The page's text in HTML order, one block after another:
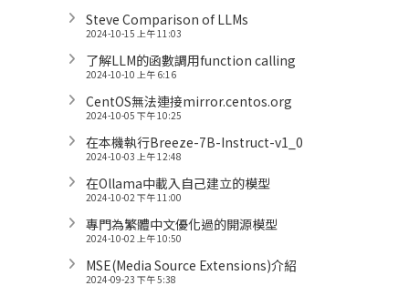
Steve Comparison of LLMs
2024-10-15 上午 11:03
了解LLM的函數調用function calling
2024-10-10 上午 6:16
CentOS無法連接mirror.centos.org
2024-10-05 下午 10:25
在本機執行Breeze-7B-Instruct-v1_0
2024-10-03 上午 12:48
在Ollama中載入自己建立的模型
2024-10-02 下午 11:00
專門為繁體中文優化過的開源模型
2024-10-02 上午 10:50
MSE(Media Source Extensions)介紹
2024-09-23 下午 5:38